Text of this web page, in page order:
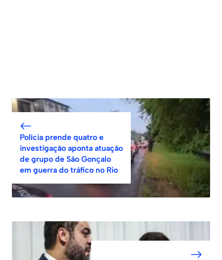
Polícia prende quatro e
investigação aponta atuação
de grupo de São Gonçalo
em guerra do tráfico no Rio